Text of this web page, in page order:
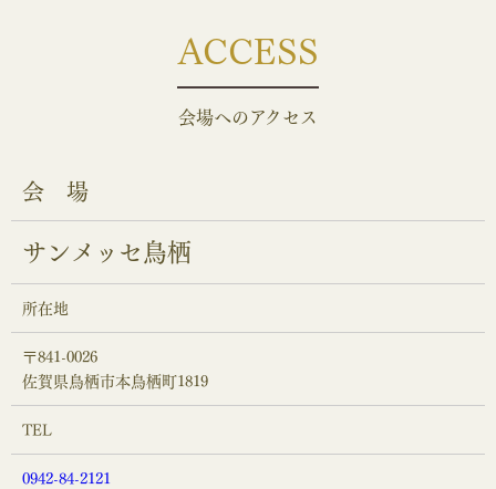
ACCESS
会場へのアクセス
会 場
サンメッセ鳥栖
所在地
〒841-0026
佐賀県鳥栖市本鳥栖町1819
TEL
0942-84-2121